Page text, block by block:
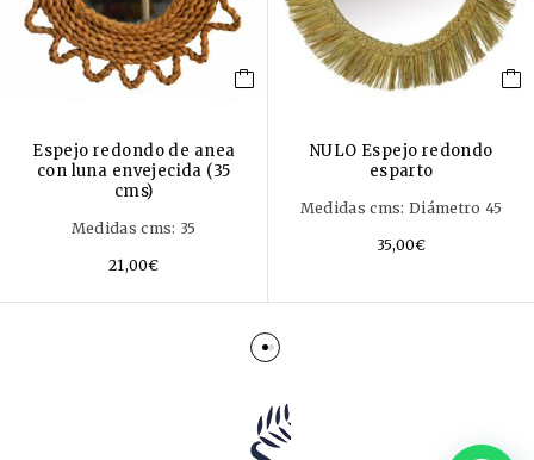
Espejo redondo de anea
con luna envejecida (35
cms)
Medidas cms: 35
21,00€
NULO Espejo redondo
esparto
Medidas cms: Diámetro 45
35,00€